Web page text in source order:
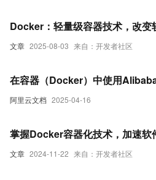
文章 2025-08-03 来自：开发者社区
Docker：轻量级容器技术，改变
阿里云文档 2025-04-16
在容器（Docker）中使用
文章 2024-11-22 来自：开发者社区
掌握Docker容器化技术，加速软